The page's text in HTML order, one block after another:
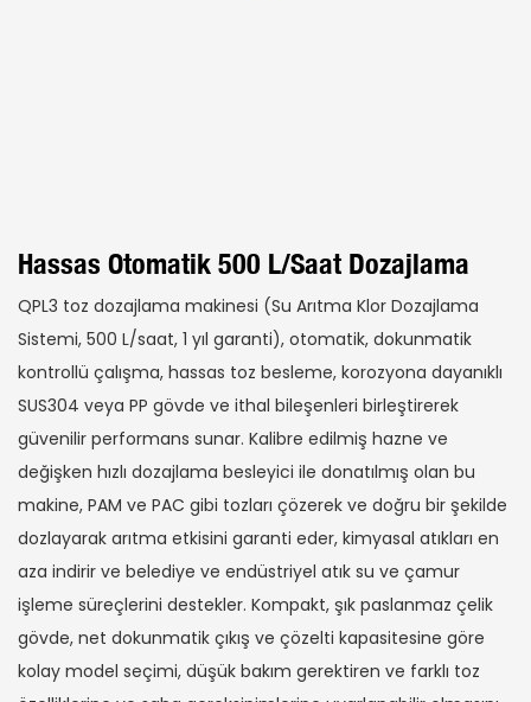
Hassas Otomatik 500 L/saat Dozajlama
QPL3 toz dozajlama makinesi (Su Arıtma Klor Dozajlama
Sistemi, 500 L/saat, 1 yıl garanti), otomatik, dokunmatik
kontrollü çalışma, hassas toz besleme, korozyona dayanıklı
SUS304 veya PP gövde ve ithal bileşenleri birleştirerek
güvenilir performans sunar. Kalibre edilmiş hazne ve
değişken hızlı dozajlama besleyici ile donatılmış olan bu
makine, PAM ve PAC gibi tozları çözerek ve doğru bir şekilde
dozlayarak arıtma etkisini garanti eder, kimyasal atıkları en
aza indirir ve belediye ve endüstriyel atık su ve çamur
işleme süreçlerini destekler. Kompakt, şık paslanmaz çelik
gövde, net dokunmatik çıkış ve çözelti kapasitesine göre
kolay model seçimi, düşük bakım gerektiren ve farklı toz